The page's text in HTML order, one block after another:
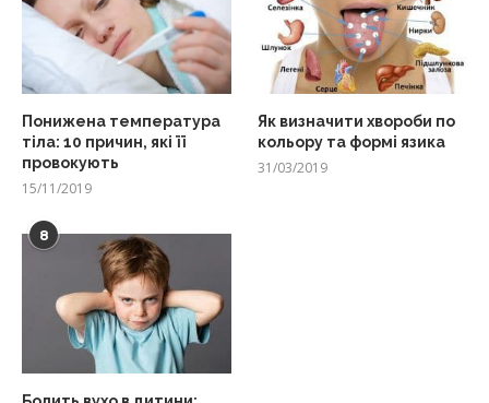
Понижена температура
тіла: 10 причин, які її
провокують
15/11/2019
Як визначити хвороби по
кольору та формі язика
31/03/2019
8